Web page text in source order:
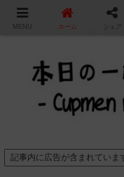
カップ麺の新商
記事内に広告が含まれていま
MENU ホーム シェア